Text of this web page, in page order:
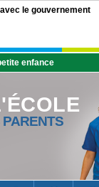
le gouvernement
enfance